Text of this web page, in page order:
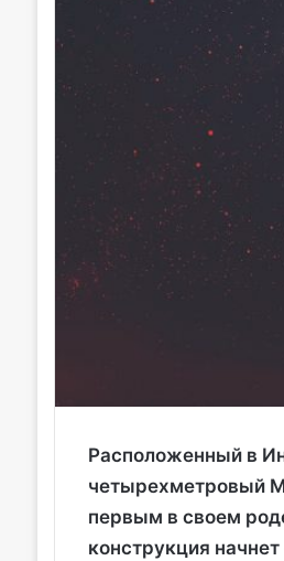
Расположенный в
четырехметровый
первым в своем
конструкция